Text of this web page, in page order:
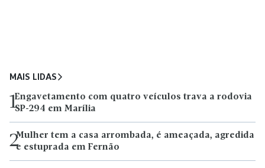
MAIS LIDAS
1Engavetamento com quatro veículos trava a rodovia
SP-294 em Marília
2Mulher tem a casa arrombada, é ameaçada, agredida
e estuprada em Fernão